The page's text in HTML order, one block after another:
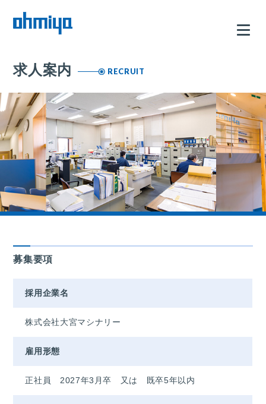
求人案内 RECRUIT
募集要項
採用企業名
株式会社大宮マシナリー
雇用形態
正社員 2027年3月卒 又は 既卒5年以内